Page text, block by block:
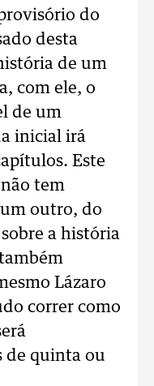
do
desta
de um
com ele, o
de um
inicial irá
Este
tem
outro, do
a história
Lázaro
correr como
de quinta ou